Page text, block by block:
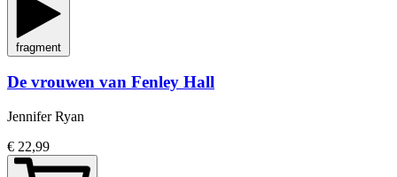
fragment
De vrouwen van Fenley Hall
Jennifer Ryan
€ 22,99